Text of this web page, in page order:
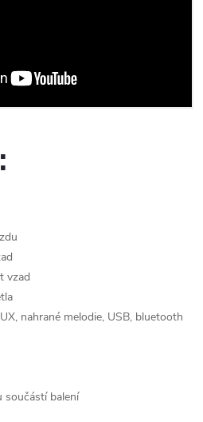
vzad
nahrané melodie, USB, bluetooth
součástí balení